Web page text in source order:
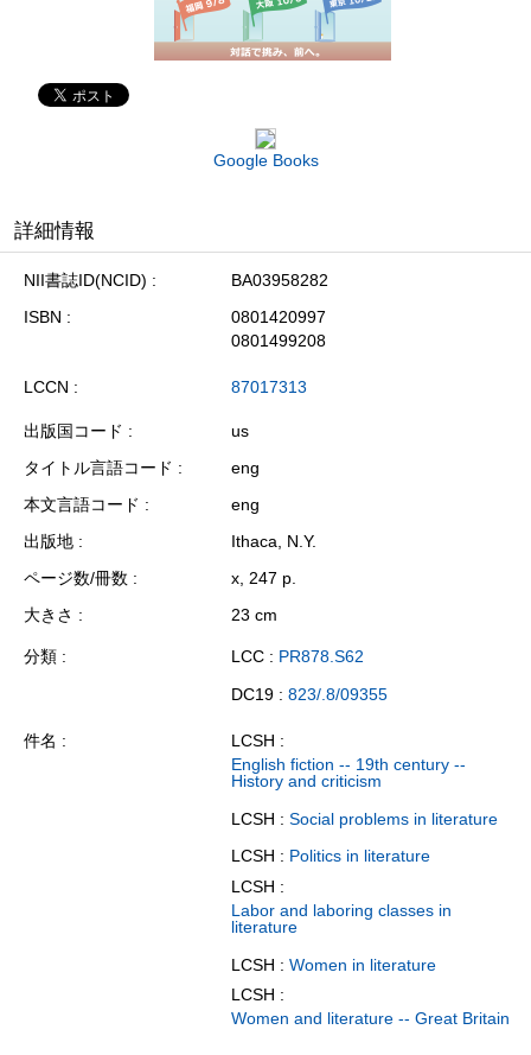
Google Books
詳細情報
NII書誌ID(NCID)
BA03958282
ISBN
0801420997
0801499208
LCCN 87017313
出版国コード
us
タイトル言語コード
eng
本文言語コード
eng
出版地
Ithaca, N.Y.
ページ数/冊数
x, 247 p.
大きさ
23 cm
分類 LCC : PR878.S62
DC19 : 823/.8/09355
件名
LCSH :
English fiction -- 19th century --
History and criticism
LCSH : Social problems in literature
LCSH : Politics in literature
LCSH :
Labor and laboring classes in
literature
LCSH : Women in literature
LCSH :
Women and literature -- Great Britain